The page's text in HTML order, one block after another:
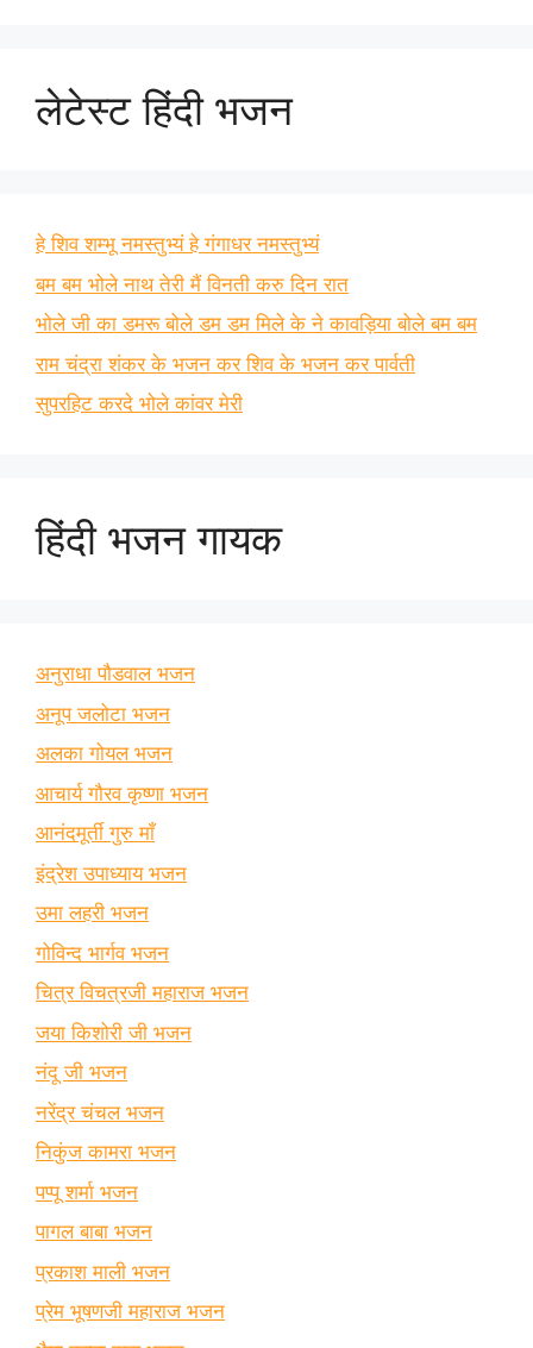
लेटेस्ट हिंदी भजन
हे शिव शम्भू नमस्तुभ्यं हे गंगाधर नमस्तुभ्यं
बम बम भोले नाथ तेरी मैं विनती करु दिन रात
भोले जी का डमरू बोले डम डम मिले के ने कावड़िया बोले बम बम
राम चंद्रा शंकर के भजन कर शिव के भजन कर पार्वती
सुपरहिट करदे भोले कांवर मेरी
हिंदी भजन गायक
अनुराधा पौडवाल भजन
अनूप जलोटा भजन
अलका गोयल भजन
आचार्य गौरव कृष्णा भजन
आनंदमूर्ती गुरु माँ
इंद्रेश उपाध्याय भजन
उमा लहरी भजन
गोविन्द भार्गव भजन
चित्र विचत्रजी महाराज भजन
जया किशोरी जी भजन
नंदू जी भजन
नरेंद्र चंचल भजन
निकुंज कामरा भजन
पप्पू शर्मा भजन
पागल बाबा भजन
प्रकाश माली भजन
प्रेम भूषणजी महाराज भजन